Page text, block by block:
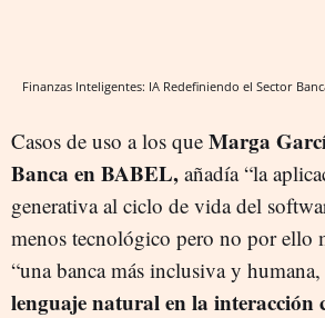
Finanzas Inteligentes: IA Redefiniendo el Sector
Casos de uso a los que Marga
Banca en BABEL, añadía “la
generativa al ciclo de vida del
menos tecnológico pero no por ello
“una banca más inclusiva y humana,
lenguaje natural en la interacción